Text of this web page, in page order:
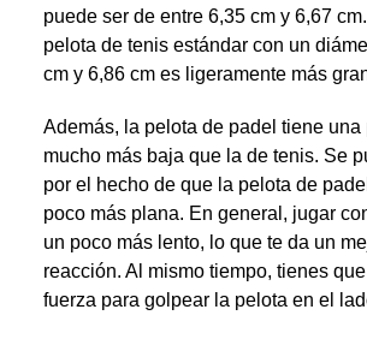
puede ser de entre 6,35 cm y 6,67
pelota de tenis estándar con un
cm y 6,86 cm es ligeramente más
Además, la pelota de padel tiene una
mucho más baja que la de tenis. Se
por el hecho de que la pelota de
poco más plana. En general, jugar
un poco más lento, lo que te da un
reacción. Al mismo tiempo, tienes
fuerza para golpear la pelota en el